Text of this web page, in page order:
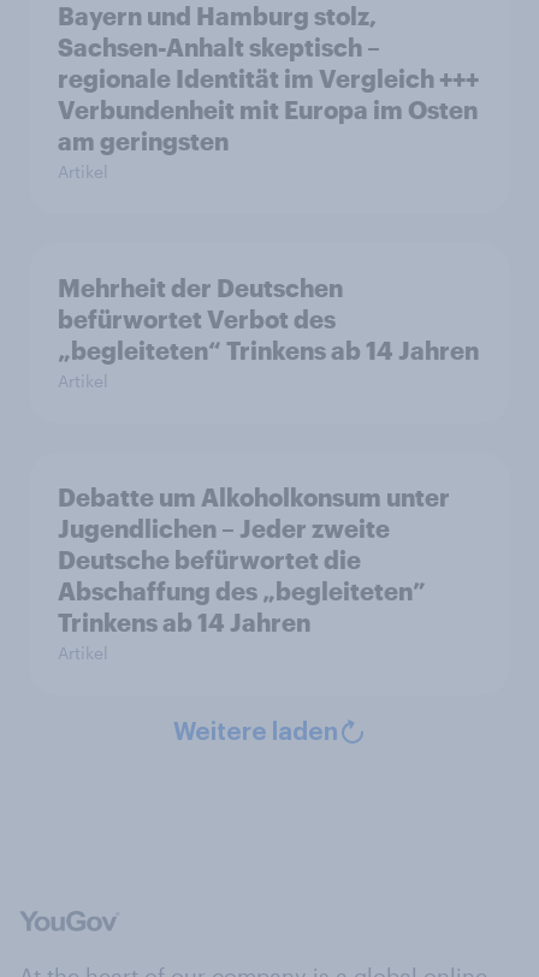
Bayern und Hamburg stolz,
Sachsen-Anhalt skeptisch –
regionale Identität im Vergleich +++
Verbundenheit mit Europa im Osten
am geringsten
Artikel
Mehrheit der Deutschen
befürwortet Verbot des
„begleiteten“ Trinkens ab 14 Jahren
Artikel
Debatte um Alkoholkonsum unter
Jugendlichen – Jeder zweite
Deutsche befürwortet die
Abschaffung des „begleiteten”
Trinkens ab 14 Jahren
Artikel
Weitere laden